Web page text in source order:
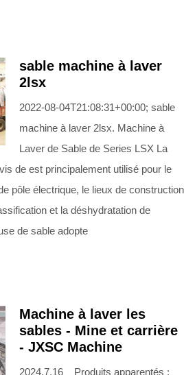
sable machine à laver
2lsx
2022-08-04T21:08:31+00:00; sable
machine à laver 2lsx. Machine à
Laver de Sable de Series LSX La
de est principalement utilisé pour le
pôle électrique, le lieux de construction
et la déshydratation de
de sable adopte
Machine à laver les
sables - Mine et carrière
- JXSC Machine
2024.7.16 Produits apparentés :